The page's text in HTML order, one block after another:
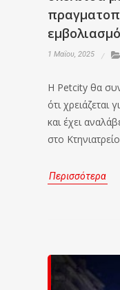
1 Μαΐου, 2025
Η Petcity θα
ότι χρειάζεται
και έχει
στο
Περισσότερα